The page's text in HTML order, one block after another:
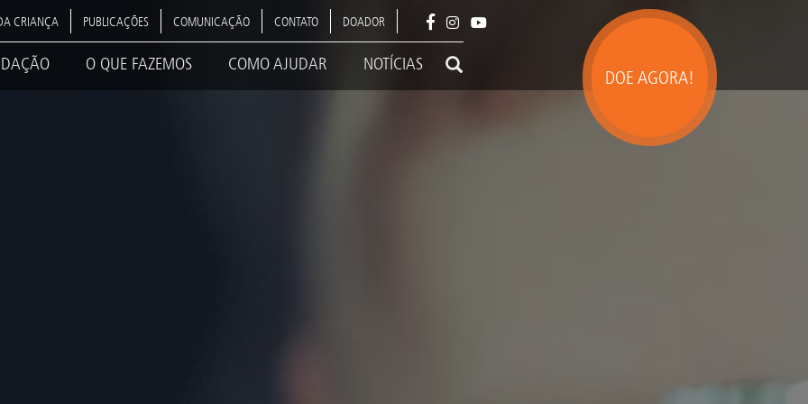
DOE AGORA!
CRIANÇA PUBLICAÇÕES COMUNICAÇÃO CONTATO DOADOR
O QUE FAZEMOS COMO AJUDAR NOTÍCIAS